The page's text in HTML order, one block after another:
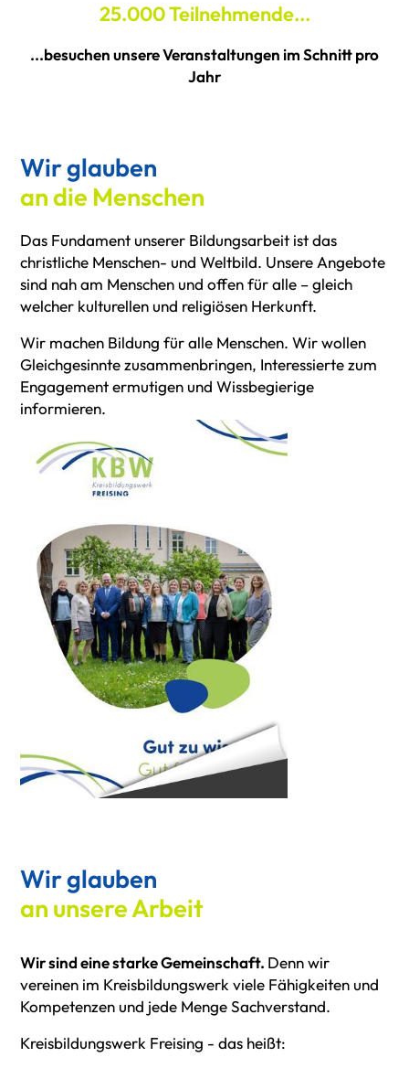
25.000Teilnehmende...
...besuchen unsere Veranstaltungen im Schnitt pro
Jahr
Wir glauben
an die Menschen
Das Fundament unserer Bildungsarbeit ist das
christliche Menschen- und Weltbild. Unsere Angebote
sind nah am Menschen und offen für alle – gleich
welcher kulturellen und religiösen Herkunft.
Wir machen Bildung für alle Menschen. Wir wollen
Gleichgesinnte zusammenbringen, Interessierte zum
Engagement ermutigen und Wissbegierige
informieren.
Wir glauben
an unsere Arbeit
Wir sind eine starke Gemeinschaft. Denn wir
vereinen im Kreisbildungswerk viele Fähigkeiten und
Kompetenzen und jede Menge Sachverstand.
Kreisbildungswerk Freising - das heißt: